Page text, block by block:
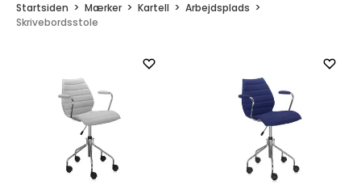
Startsiden Mærker Kartell
Arbejdsplads
Skrivebordsstole